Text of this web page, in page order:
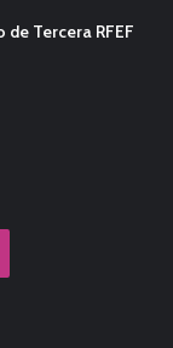
Tercera RFEF